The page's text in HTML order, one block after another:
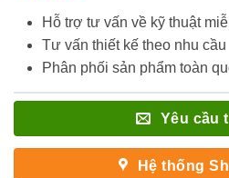
Hỗ trợ tư vấn về kỹ thuật
Tư vấn thiết kế theo nhu cầu
Phân phối sản phẩm toàn
Yêu cầu
Hệ thống